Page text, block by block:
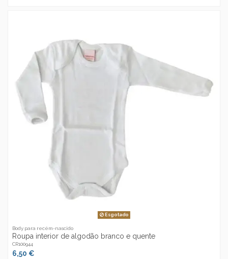
Esgotado
Body para recém-nascido
Roupa interior de algodão branco e quente
CR100944
6,50 €